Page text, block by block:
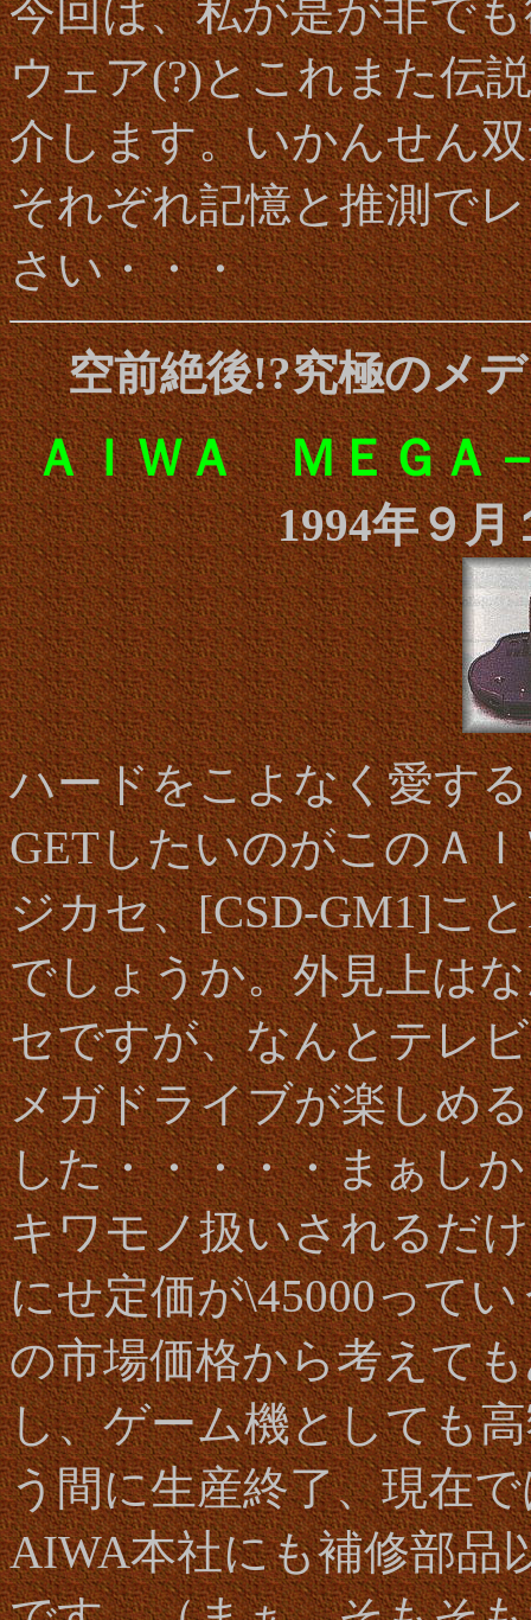
今回は、私が是が非で
ウェア(?)とこれまた伝
介します。いかんせん
それぞれ記憶と推測で
さい・・・
空前絶後!?究極のメ
ＡＩＷＡ ＭＥＧＡ
1994年９
ハードをこよなく愛す
GETしたいのがこのＡ
ジカセ、[CSD-GM1]こ
でしょうか。外見上は
セですが、なんとテレ
メガドライブが楽しめ
した・・・・・まぁし
キワモノ扱いされるだ
にせ定価が\45000って
の市場価格から考えて
し、ゲーム機としても
う間に生産終了、現在
AIWA本社にも補修部品